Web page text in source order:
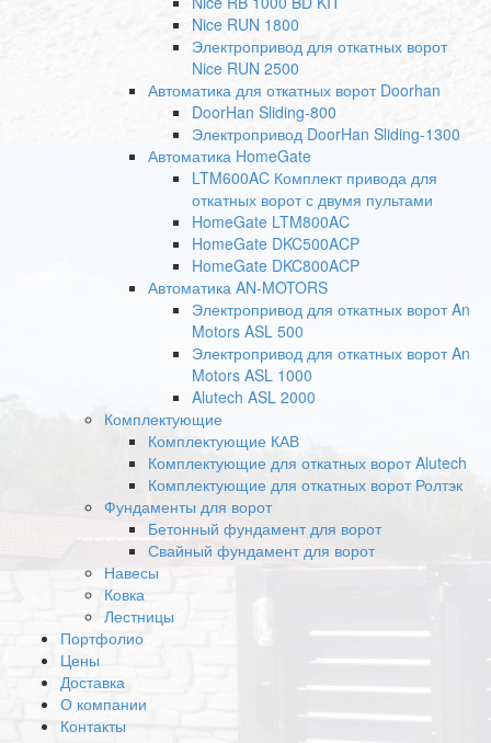
Nice RUN 1800
Электропривод для откатных ворот
Nice RUN 2500
Автоматика для откатных ворот Doorhan
DoorHan Sliding-800
Электропривод DoorHan Sliding-1300
Автоматика HomeGate
LTM600AC Комплект привода для
откатных ворот с двумя пультами
HomeGate LTM800AC
HomeGate DKC500ACP
HomeGate DKC800ACP
Автоматика AN-MOTORS
Электропривод для откатных ворот An
Motors ASL 500
Электропривод для откатных ворот An
Motors ASL 1000
Alutech ASL 2000
Комплектующие
Комплектующие КАВ
Комплектующие для откатных ворот Alutech
Комплектующие для откатных ворот Ролтэк
Фундаменты для ворот
Бетонный фундамент для ворот
Свайный фундамент для ворот
Навесы
Ковка
Лестницы
Портфолио
Цены
Доставка
О компании
Контакты